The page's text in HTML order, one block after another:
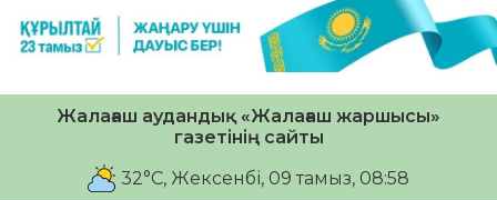
Жалағаш аудандық «Жалағаш жаршысы»
газетінің сайты
32°C, Жексенбі, 09 тамыз, 08:58